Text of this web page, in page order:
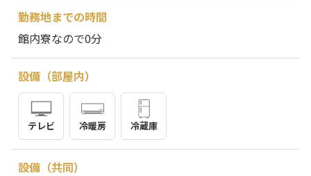
勤務地までの時間
館内寮なので0分
設備（部屋内）
テレビ 冷暖房 冷蔵庫
設備（共同）